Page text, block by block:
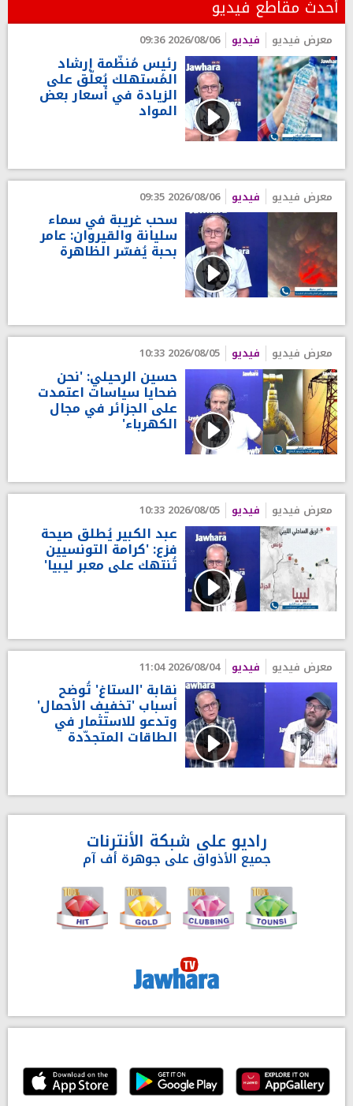
أحدث مقاطع فيديو
معرض فيديو فيديو 2026/08/06 09:36
رئيس مُنظّمة إرشاد
المُستهلك يُعلّق على
الزيادة في أسعار بعض
المواد
معرض فيديو فيديو 2026/08/06 09:35
سحب غريبة في سماء
سليانة والقيروان: عامر
بحبة يُفسّر الظاهرة
معرض فيديو فيديو 2026/08/05 10:33
حسين الرحيلي: 'نحن
ضحايا سياسات اعتمدت
على الجزائر في مجال
الكهرباء'
معرض فيديو فيديو 2026/08/05 10:33
عبد الكبير يُطلق صيحة
فزع: 'كرامة التونسيين
تُنتهك على معبر ليبيا'
معرض فيديو فيديو 2026/08/04 11:04
نقابة 'الستاغ' تُوضح
أسباب 'تخفيف الأحمال'
وتدعو للاستثمار في
الطاقات المتجدّدة
راديو على شبكة الأنترنات
جميع الأذواق على جوهرة أف آم